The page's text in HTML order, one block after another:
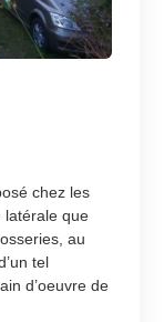
chez les
latérale que
au
tel
d’oeuvre de